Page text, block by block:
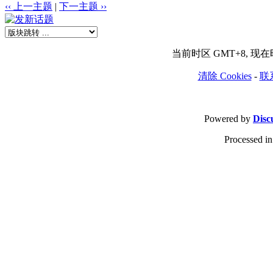
‹‹ 上一主题 | 下一主题 ››
当前时区 GMT+8, 现在
清除 Cookies- 联
Powered by
Processed